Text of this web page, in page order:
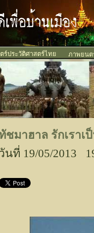
ร์ประวัติศาสตร์ไทย ภาพยนต
ชมาฮาล รักเราเ
นที่ 19/05/2013